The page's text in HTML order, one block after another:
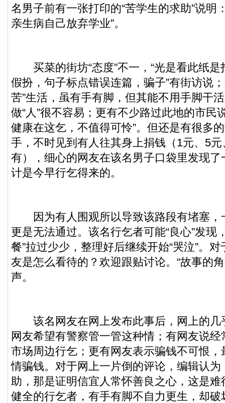
名男子前有一张打印的“苦学生的求助”说明
亲生病自己放弃学业”。
买菜的街坊“态度”不一，“光是看此纸是
假扮，句子标点错误连篇，骗子”有街访说
苦”生活，虽有手有脚，但其能不用手脚干
做“人”很不容易；更有不少路过此地的市民
健康在这乞，不值得可怜”。但还是有很多
手，不时见到有人往其身上捐钱（1元、5
有），细心的网友在该名男子口袋里发现
计是今早行乞得来的。
因为有人围观所以导致该路段有堵塞，
更是无法通过。该名行乞者可能“良心”发现
餐”拉过少少，整理好后继续开始“哭泣”。
友是怎么看待的？欢迎跟贴讨论。“故事的
声。
该名网友在网上发布此事后，网上的几
网友希望有警察管一管这种情；有网友说
市场周边行乞；更有网友表示骗钱不可恨
情骗钱。对于网上一片倒的评论，编辑认
助，那是证明信宜人常怀善良之心，这是
健全的行乞者，有手有脚不自力更生，却破